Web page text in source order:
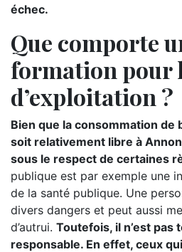
échec.
Que comporte
formation pour
d’exploitation ?
Bien que la consommation de
soit relativement libre à
sous le respect de certaines
publique est par exemple une
de la santé publique. Une
divers dangers et peut aussi
d’autrui. Toutefois, il n’est pas
responsable. En effet, ceux